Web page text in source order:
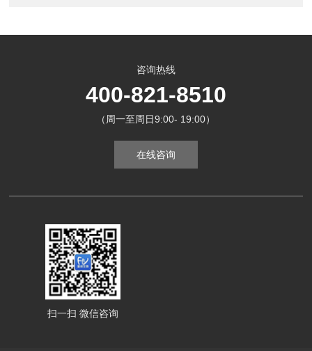
咨询热线
400-821-8510
（周一至周日9:00- 19:00）
在线咨询
扫一扫 微信咨询